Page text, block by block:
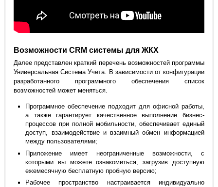
Возможности CRM системы для ЖКХ
Далее представлен краткий перечень возможностей программы
Универсальная Система Учета. В зависимости от конфигурации
разработанного программного обеспечения список
возможностей может меняться.
Программное обеспечение подходит для офисной работы,
а также гарантирует качественное выполнение бизнес-
процессов при полной мобильности, обеспечивает единый
доступ, взаимодействие и взаимный обмен информацией
между пользователями;
Приложение имеет неограниченные возможности, с
которыми вы можете ознакомиться, загрузив доступную
ежемесячную бесплатную пробную версию;
Рабочее пространство настраивается индивидуально